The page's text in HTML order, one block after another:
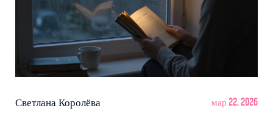
Светлана Королёва мар 22, 2026